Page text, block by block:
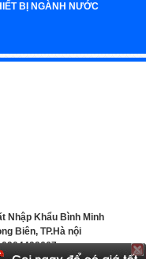
BỊ NGÀNH NƯỚC
Nhập Khẩu Bình Minh
Biên, TP.Hà nội